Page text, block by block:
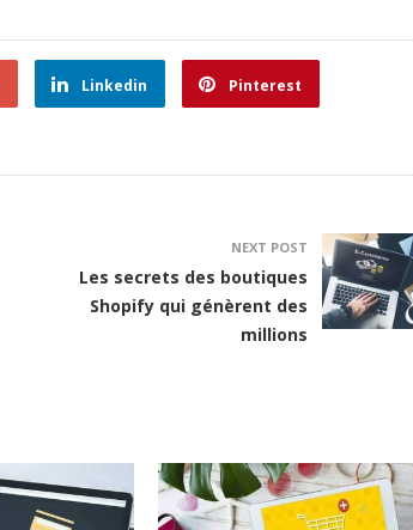
Linkedin Pinterest
NEXT POST
Les secrets des boutiques
Shopify qui génèrent des
millions